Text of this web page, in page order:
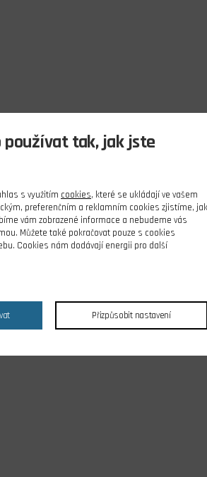
používat tak, jak jste
s využitím cookies, které se ukládají ve vašem
preferenčním a reklamním cookies zjistíme, jak
vám zobrazené informace a nebudeme vás
Můžete také pokračovat pouze s cookies
Cookies nám dodávají energii pro další
Přizpůsobit nastavení